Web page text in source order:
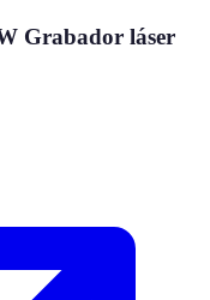
Grabador láser